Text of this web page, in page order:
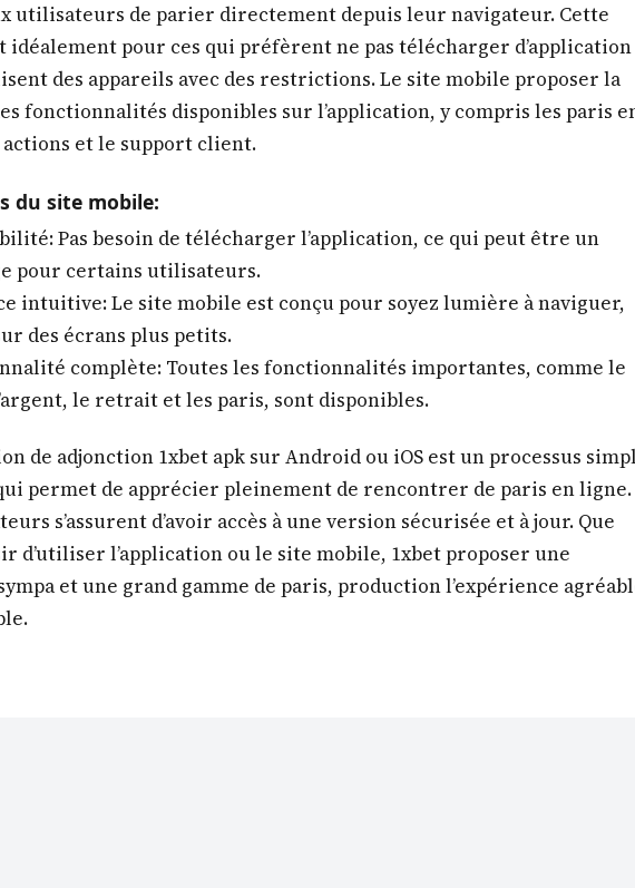
utilisateurs de parier directement depuis leur navigateur. Cette
idéalement pour ces qui préfèrent ne pas télécharger d’application
des appareils avec des restrictions. Le site mobile proposer la
fonctionnalités disponibles sur l’application, y compris les paris
et le support client.
du site mobile:
Pas besoin de télécharger l’application, ce qui peut être un
pour certains utilisateurs.
intuitive: Le site mobile est conçu pour soyez lumière à naviguer,
des écrans plus petits.
complète: Toutes les fonctionnalités importantes, comme le
le retrait et les paris, sont disponibles.
de adjonction 1xbet apk sur Android ou iOS est un processus
permet de apprécier pleinement de rencontrer de paris en ligne.
s’assurent d’avoir accès à une version sécurisée et à jour. Que
d’utiliser l’application ou le site mobile, 1xbet proposer une
et une grand gamme de paris, production l’expérience